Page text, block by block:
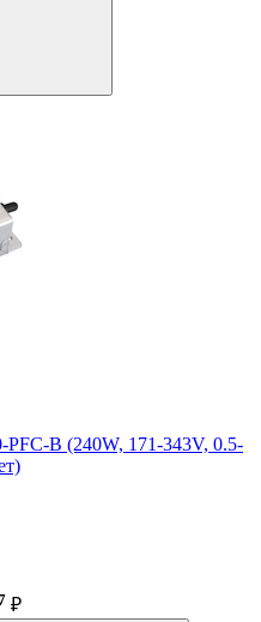
B (240W, 171-343V, 0.5-
₽